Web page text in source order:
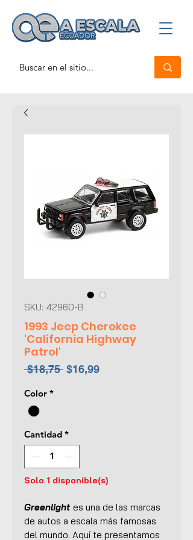
SKU: 42960-B
1993 Jeep Cherokee
'California Highway
Patrol'
$18,75 Precio
$16,99Precio
Color *
Cantidad *
Solo 1 disponible(s)
Greenlight es una de las marcas
de autos a escala más famosas
del mundo. Aquí te presentamos